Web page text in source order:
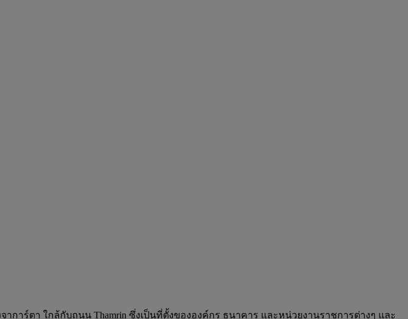
าการ์ตา ใกล้กับถนน Thamrin ซึ่งเป็นที่ตั้งขององค์กร ธนาคาร และหน่วยงานราชการต่างๆ และ